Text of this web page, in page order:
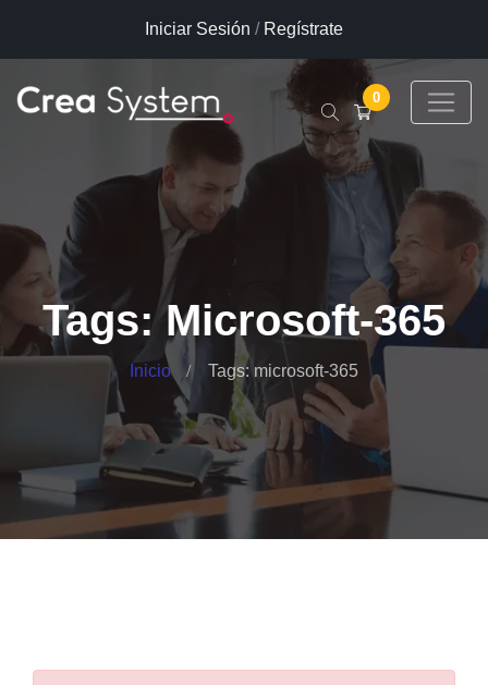
Iniciar Sesión / Regístrate
0
Tags: Microsoft-365
Inicio Tags: microsoft-365